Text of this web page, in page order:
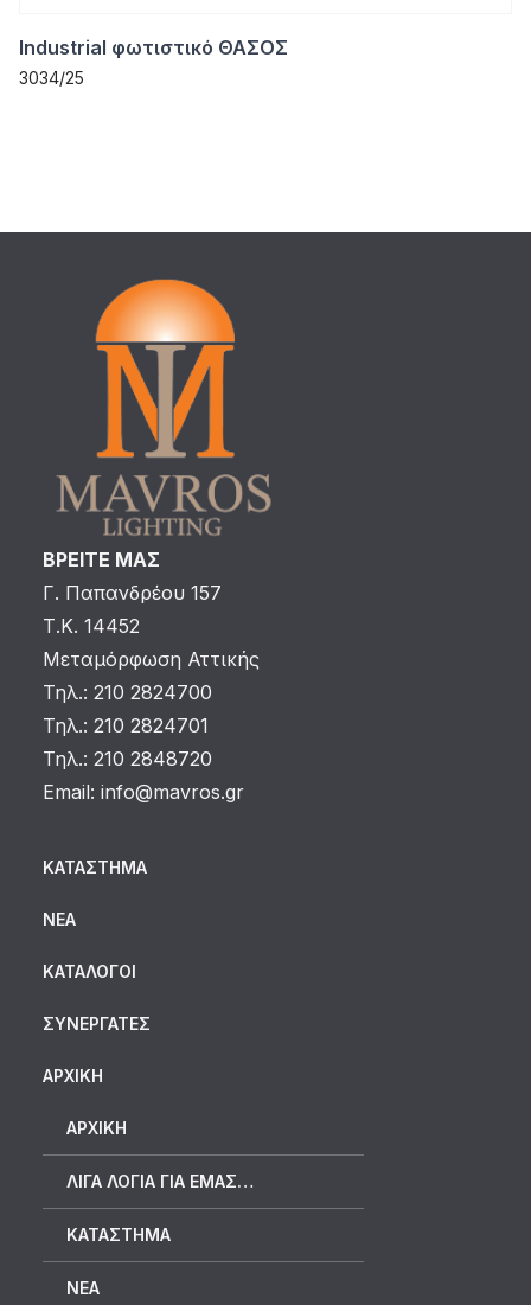
Industrial φωτιστικό ΘΑΣΟΣ
3034/25
ΒΡΕΙΤΕ ΜΑΣ
Γ. Παπανδρέου 157
Τ.Κ. 14452
Μεταμόρφωση Αττικής
Τηλ.: 210 2824700
Τηλ.: 210 2824701
Τηλ.: 210 2848720
Email: info@mavros.gr
ΚΑΤΆΣΤΗΜΑ
ΝΈΑ
ΚΑΤΆΛΟΓΟΙ
ΣΥΝΕΡΓΆΤΕΣ
ΑΡΧΙΚΗ
ΑΡΧΙΚΉ
ΛΊΓΑ ΛΌΓΙΑ ΓΙΑ ΕΜΆΣ…
ΚΑΤΆΣΤΗΜΑ
ΝΈΑ